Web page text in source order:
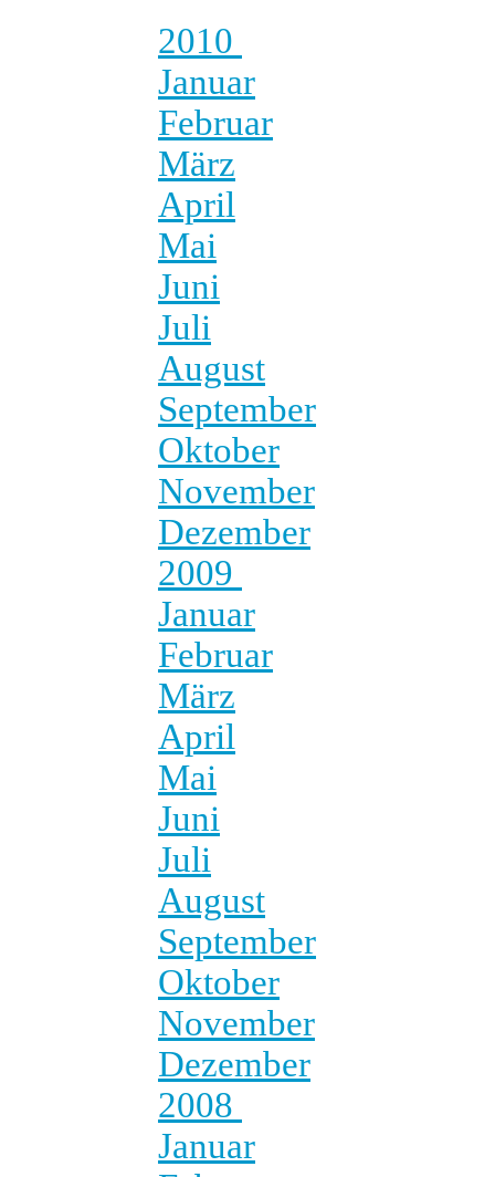
2010
Januar
Februar
März
April
Mai
Juni
Juli
August
September
Oktober
November
Dezember
2009
Januar
Februar
März
April
Mai
Juni
Juli
August
September
Oktober
November
Dezember
2008
Januar